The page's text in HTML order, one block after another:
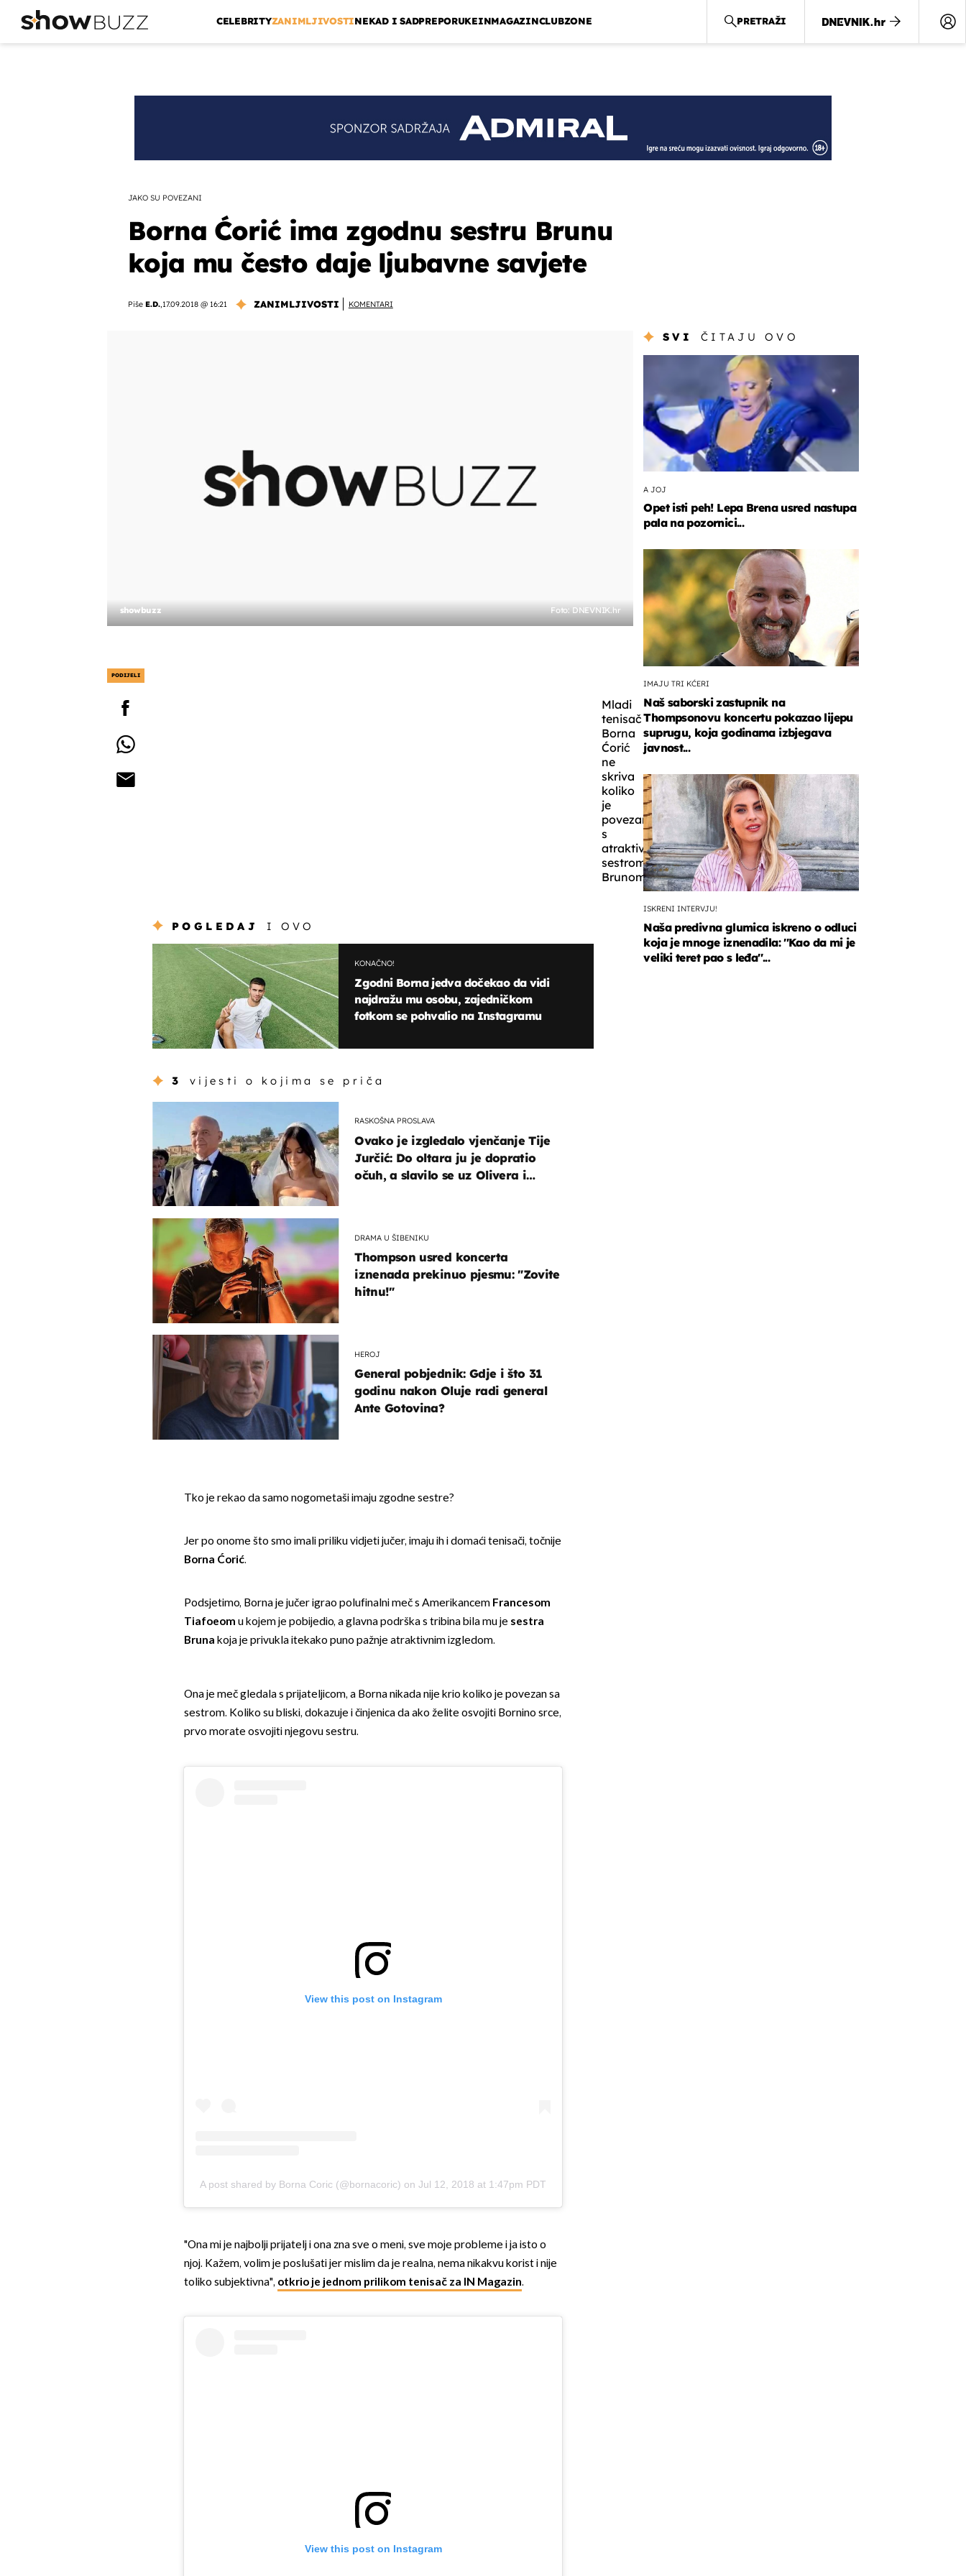
CELEBRITYZANIMLJIVOSTINEKAD I SADPREPORUKEINMAGAZINCLUBZONE PRETRAŽI
JAKO SU POVEZANI
Borna Ćorić ima zgodnu sestru Brunu
koja mu često daje ljubavne savjete
Piše E.D.,17.09.2018 @ 16:21 ZANIMLJIVOSTI KOMENTARI
showbuzz Foto: DNEVNIK.hr
PODIJELI
Mladi
tenisač
Borna
Ćorić
ne
skriva
koliko
je
povezan
s
atraktivnom
sestrom
Brunom.
POGLEDAJ I OVO
KONAČNO!
Zgodni Borna jedva dočekao da vidi
najdražu mu osobu, zajedničkom
fotkom se pohvalio na Instagramu
3 vijesti o kojima se priča
RASKOŠNA PROSLAVA
Ovako je izgledalo vjenčanje Tije
Jurčić: Do oltara ju je dopratio
očuh, a slavilo se uz Olivera i
DRAMA U ŠIBENIKU
Thompson usred koncerta
iznenada prekinuo pjesmu: "Zovite
hitnu!"
HEROJ
General pobjednik: Gdje i što 31
godinu nakon Oluje radi general
Ante Gotovina?
Tko je rekao da samo nogometaši imaju zgodne sestre?
Jer po onome što smo imali priliku vidjeti jučer, imaju ih i domaći tenisači, točnije
Borna Ćorić.
Podsjetimo, Borna je jučer igrao polufinalni meč s Amerikancem Francesom
Tiafoeom u kojem je pobijedio, a glavna podrška s tribina bila mu je sestra
Bruna koja je privukla itekako puno pažnje atraktivnim izgledom.
Ona je meč gledala s prijateljicom, a Borna nikada nije krio koliko je povezan sa
sestrom. Koliko su bliski, dokazuje i činjenica da ako želite osvojiti Bornino srce,
prvo morate osvojiti njegovu sestru.
View this post on Instagram
A post shared by Borna Coric (@bornacoric) onJul 12, 2018 at 1:47pm PDT
"Ona mi je najbolji prijatelj i ona zna sve o meni, sve moje probleme i ja isto o
njoj. Kažem, volim je poslušati jer mislim da je realna, nema nikakvu korist i nije
toliko subjektivna", otkrio je jednom prilikom tenisač za IN Magazin.
View this post on Instagram
SVI ČITAJU OVO
A JOJ
Opet isti peh! Lepa Brena usred nastupa
pala na pozornici...
IMAJU TRI KĆERI
Naš saborski zastupnik na
Thompsonovu koncertu pokazao lijepu
suprugu, koja godinama izbjegava
javnost...
ISKRENI INTERVJU!
Naša predivna glumica iskreno o odluci
koja je mnoge iznenadila: ''Kao da mi je
veliki teret pao s leđa''...